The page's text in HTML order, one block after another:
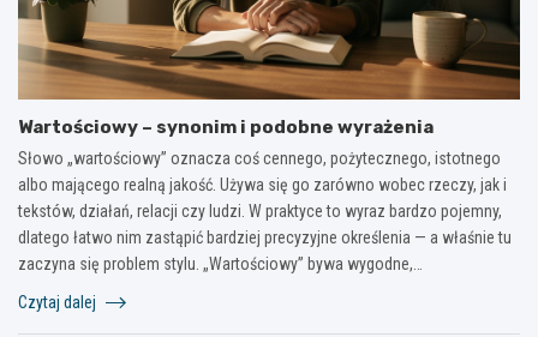
Wartościowy – synonim i podobne wyrażenia
Słowo „wartościowy” oznacza coś cennego, pożytecznego, istotnego
albo mającego realną jakość. Używa się go zarówno wobec rzeczy, jak i
tekstów, działań, relacji czy ludzi. W praktyce to wyraz bardzo pojemny,
dlatego łatwo nim zastąpić bardziej precyzyjne określenia — a właśnie tu
zaczyna się problem stylu. „Wartościowy” bywa wygodne,…
Czytaj dalej